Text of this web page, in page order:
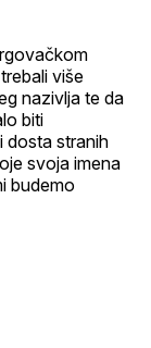
više
nazivlja te da
biti
dosta stranih
svoja imena
budemo